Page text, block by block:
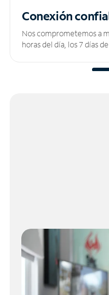
Conexión
Nos comprometemos a
horas del día, los 7 días